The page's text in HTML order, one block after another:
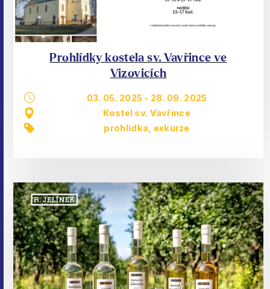
Prohlídky kostela sv. Vavřince ve
Vizovicích
03. 05. 2025 - 28. 09. 2025
Kostel sv. Vavřince
prohlídka, exkurze